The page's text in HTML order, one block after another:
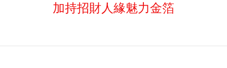
加持招財人緣魅力金箔